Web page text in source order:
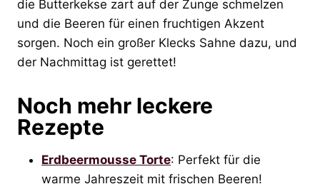
die Butterkekse zart auf der Zunge schmelzen
und die Beeren für einen fruchtigen Akzent
sorgen. Noch ein großer Klecks Sahne dazu, und
der Nachmittag ist gerettet!
Noch mehr leckere
Rezepte
Erdbeermousse Torte: Perfekt für die
warme Jahreszeit mit frischen Beeren!